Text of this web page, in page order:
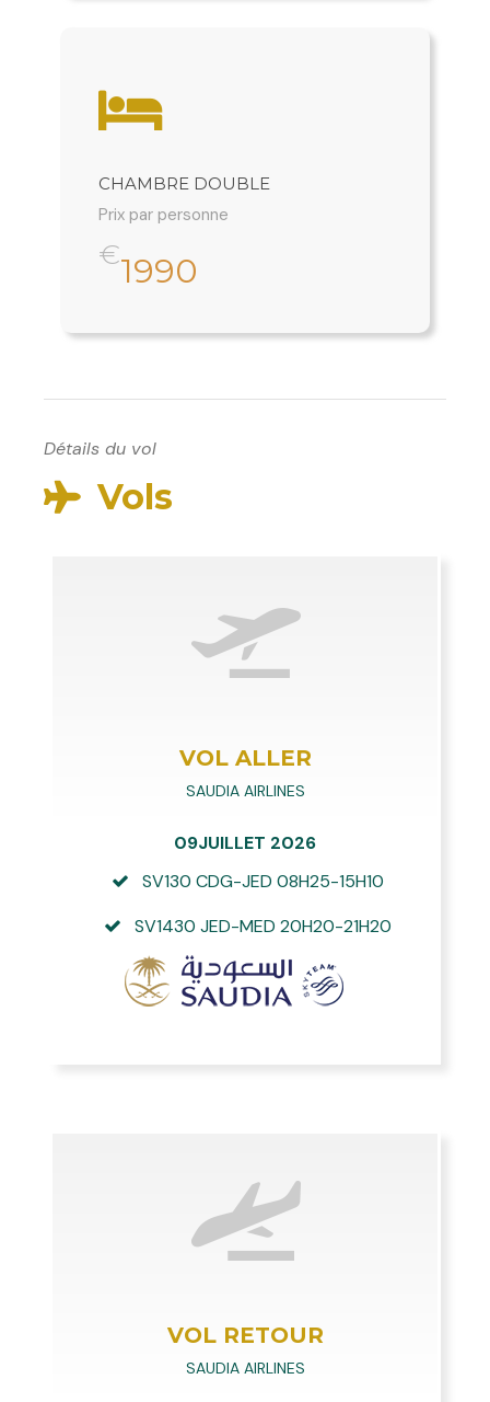
CHAMBRE DOUBLE
Prix par personne
€1990
Détails du vol
Vols
VOL ALLER
SAUDIA AIRLINES
09JUILLET 2026
SV130 CDG-JED 08H25-15H10
SV1430 JED-MED 20H20-21H20
VOL RETOUR
SAUDIA AIRLINES